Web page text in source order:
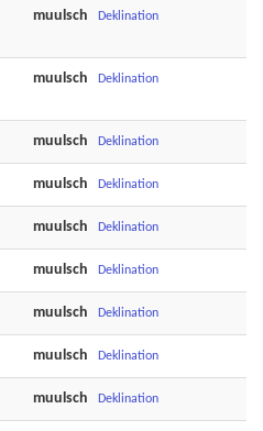
muulsch Deklination
muulsch Deklination
muulsch Deklination
muulsch Deklination
muulsch Deklination
muulsch Deklination
muulsch Deklination
muulsch Deklination
muulsch Deklination